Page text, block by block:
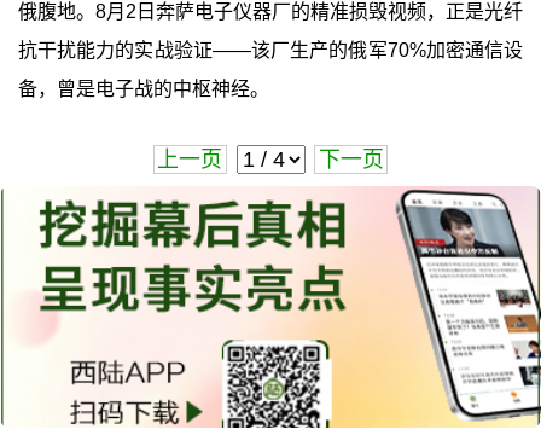
俄腹地。8月2日奔萨电子仪器厂的精准损毁视频，正是光纤
抗干扰能力的实战验证——该厂生产的俄军70%加密通信设
备，曾是电子战的中枢神经。
上一页 下一页